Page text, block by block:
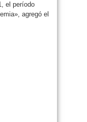
el período
agregó el